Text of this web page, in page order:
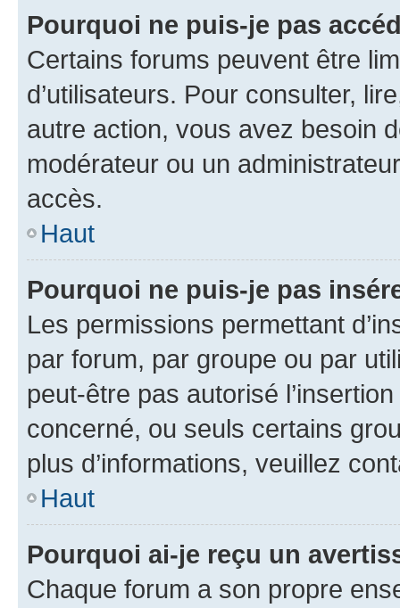
Pourquoi ne puis-je pas
Certains forums peuvent être
d’utilisateurs. Pour consulter,
autre action, vous avez besoin
modérateur ou un
accès.
Haut
Pourquoi ne puis-je pas
Les permissions permettant
par forum, par groupe ou par
peut-être pas autorisé
concerné, ou seuls certains
plus d’informations, veuillez
Haut
Pourquoi ai-je reçu un
Chaque forum a son propre